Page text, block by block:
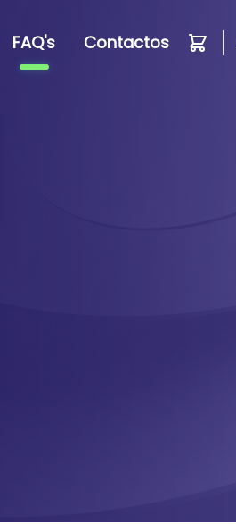
FAQ's Contactos